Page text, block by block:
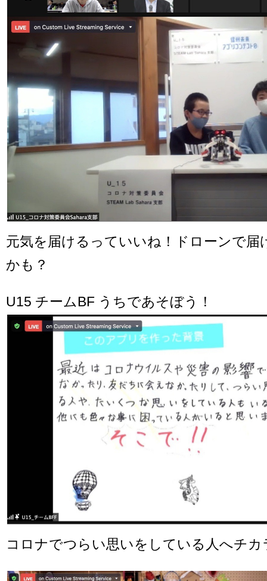
元気を届けるっていいね！ドローンで届
かも？
U15 チームBF うちであそぼう！
コロナでつらい思いをしている人へチカ